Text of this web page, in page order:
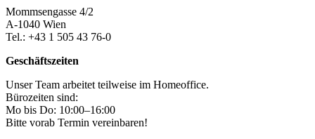
Mommsengasse 4/2
A-1040 Wien
Tel.: +43 1 505 43 76-0
Geschäftszeiten
Unser Team arbeitet teilweise im Homeoffice.
Bürozeiten sind:
Mo bis Do: 10:00–16:00
Bitte vorab Termin vereinbaren!